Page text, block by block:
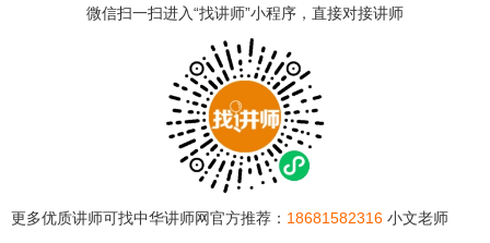
微信扫一扫进入“找讲师”小程序，直接对接讲师
更多优质讲师可找中华讲师网官方推荐： 18681582316 小文老师